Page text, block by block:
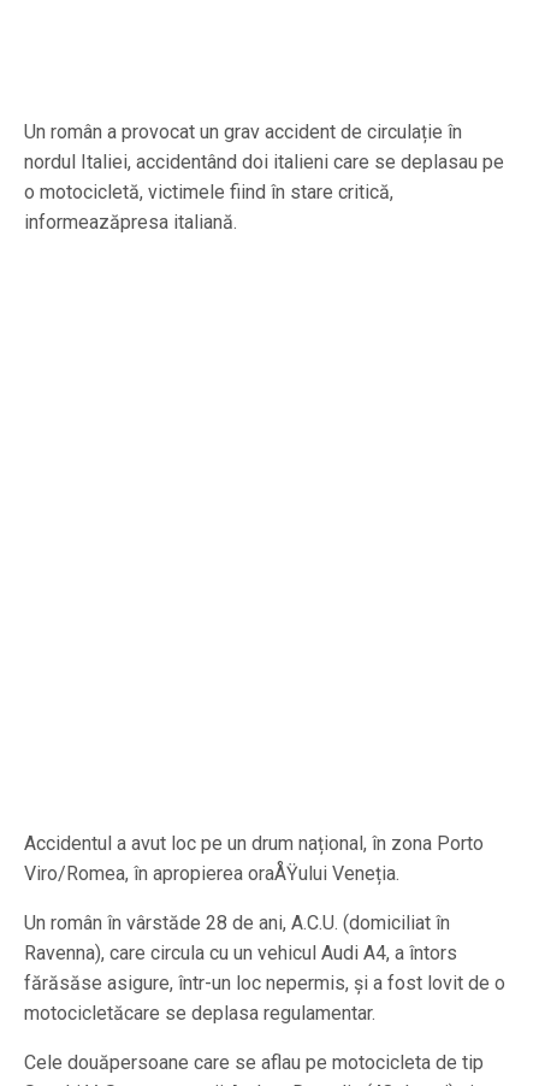
Un român a provocat un grav accident de circulație în
nordul Italiei, accidentând doi italieni care se deplasau pe
o motocicletă, victimele fiind în stare critică,
informeazăpresa italiană.
Accidentul a avut loc pe un drum național, în zona Porto
Viro/Romea, în apropierea oraÅŸului Veneția.
Un român în vârstăde 28 de ani, A.C.U. (domiciliat în
Ravenna), care circula cu un vehicul Audi A4, a întors
fărăsăse asigure, într-un loc nepermis, și a fost lovit de o
motocicletăcare se deplasa regulamentar.
Cele douăpersoane care se aflau pe motocicleta de tip